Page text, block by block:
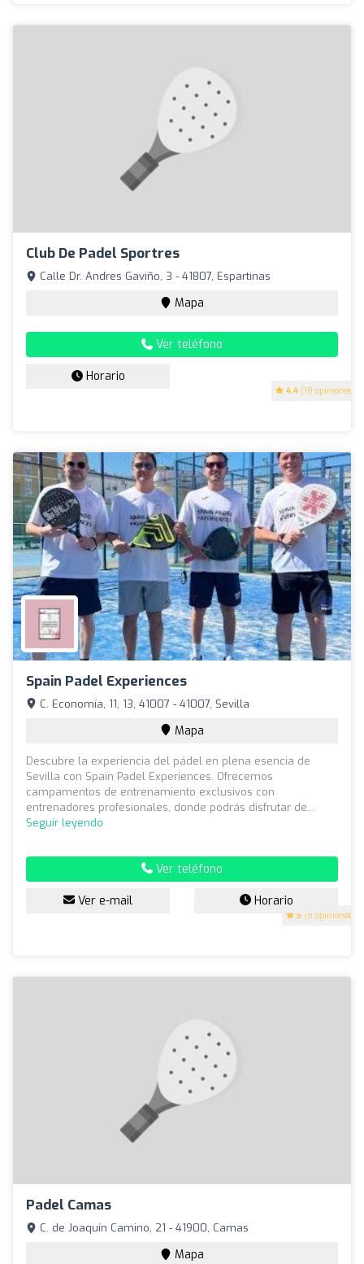
Club De Padel Sportres
4.4 (19 opiniones)
Calle Dr. Andres Gaviño, 3 - 41807, Espartinas
Mapa
Ver teléfono
Horario
Spain Padel Experiences
5 (8 opiniones)
C. Economía, 11, 13, 41007 - 41007, Sevilla
Mapa
Descubre la experiencia del pádel en plena esencia de
Sevilla con Spain Padel Experiences. Ofrecemos
campamentos de entrenamiento exclusivos con
entrenadores profesionales, donde podrás disfrutar de...
Seguir leyendo
Ver teléfono
Ver e-mail Horario
Padel Camas
C. de Joaquín Camino, 21 - 41900, Camas
Mapa